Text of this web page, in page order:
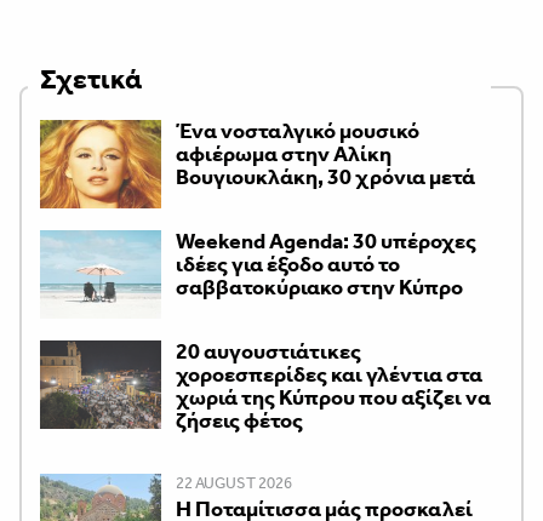
Σχετικά
Ένα νοσταλγικό μουσικό
αφιέρωμα στην Αλίκη
Βουγιουκλάκη, 30 χρόνια μετά
Weekend Agenda: 30 υπέροχες
ιδέες για έξοδο αυτό το
σαββατοκύριακο στην Κύπρο
20 αυγουστιάτικες
χοροεσπερίδες και γλέντια στα
χωριά της Κύπρου που αξίζει να
ζήσεις φέτος
22 AUGUST 2026
Η Ποταμίτισσα μάς προσκαλεί